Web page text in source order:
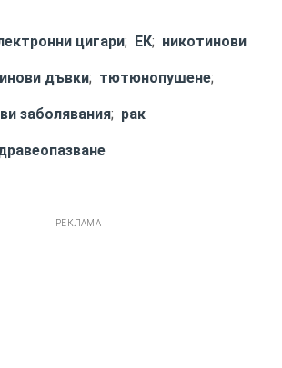
цигари; ЕК; никотинови
дъвки; тютюнопушене;
заболявания; рак
РЕКЛАМА